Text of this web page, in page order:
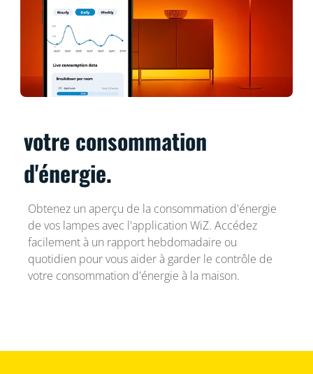
votre consommation
d'énergie.
Obtenez un aperçu de la consommation d'énergie
de vos lampes avec l'application WiZ. Accédez
facilement à un rapport hebdomadaire ou
quotidien pour vous aider à garder le contrôle de
votre consommation d'énergie à la maison.